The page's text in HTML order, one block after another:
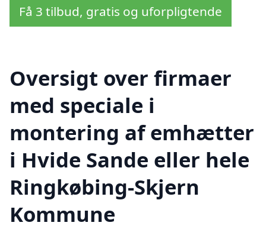
Få 3 tilbud, gratis og uforpligtende
Oversigt over firmaer
med speciale i
montering af emhætter
i Hvide Sande eller hele
Ringkøbing-Skjern
Kommune